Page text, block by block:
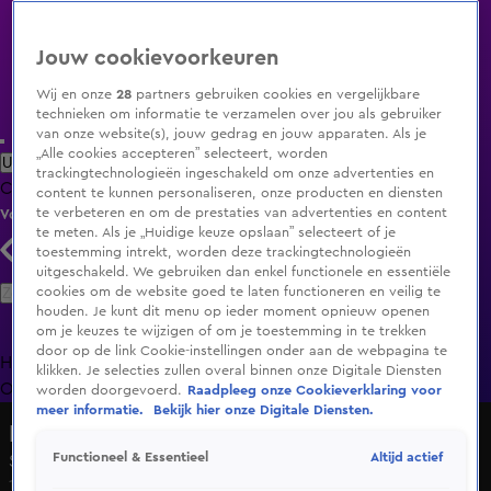
Uitzending Gemist Populaire programma's Zenders Genres
ClipsFilmsRadioSmart TV inlogShop
Volg KIJK
Zoeken
HomeUitzending Gemist Programma's De Bondgenoten
OranjezomerLivestreamsShop
Seizoen 2020, aflevering 4
14 feb 2020, 20:30
Jouw cookievoorkeuren
Wij en onze28 partners gebruiken cookies en vergelijkbare
technieken om informatie te verzamelen over jou als gebruiker
van onze website(s), jouw gedrag en jouw apparaten. Als je
„Alle cookies accepteren” selecteert, worden
trackingtechnologieën ingeschakeld om onze advertenties en
content te kunnen personaliseren, onze producten en diensten
te verbeteren en om de prestaties van advertenties en content
te meten. Als je „Huidige keuze opslaan” selecteert of je
toestemming intrekt, worden deze trackingtechnologieën
uitgeschakeld. We gebruiken dan enkel functionele en essentiële
cookies om de website goed te laten functioneren en veilig te
houden. Je kunt dit menu op ieder moment opnieuw openen
om je keuzes te wijzigen of om je toestemming in te trekken
door op de link Cookie-instellingen onder aan de webpagina te
klikken. Je selecties zullen overal binnen onze Digitale Diensten
worden doorgevoerd.
Raadpleeg onze Cookieverklaring voor
meer informatie.
Bekijk hier onze Digitale Diensten.
Functioneel & Essentieel Altijd actief